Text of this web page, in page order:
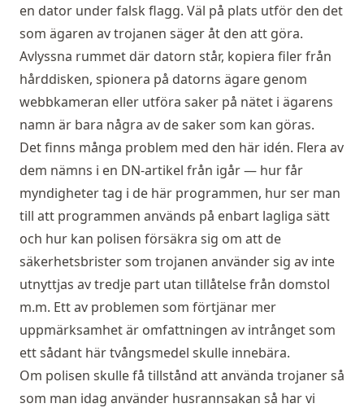
en dator under falsk flagg. Väl på plats utför den det
som ägaren av trojanen säger åt den att göra.
Avlyssna rummet där datorn står, kopiera filer från
hårddisken, spionera på datorns ägare genom
webbkameran eller utföra saker på nätet i ägarens
namn är bara några av de saker som kan göras.
Det finns många problem med den här idén. Flera av
dem nämns i en DN-artikel från igår— hur får
myndigheter tag i de här programmen, hur ser man
till att programmen används på enbart lagliga sätt
och hur kan polisen försäkra sig om att de
säkerhetsbrister som trojanen använder sig av inte
utnyttjas av tredje part utan tillåtelse från domstol
m.m. Ett av problemen som förtjänar mer
uppmärksamhet är omfattningen av intrånget som
ett sådant här tvångsmedel skulle innebära.
Om polisen skulle få tillstånd att använda trojaner så
som man idag använder husrannsakan så har vi